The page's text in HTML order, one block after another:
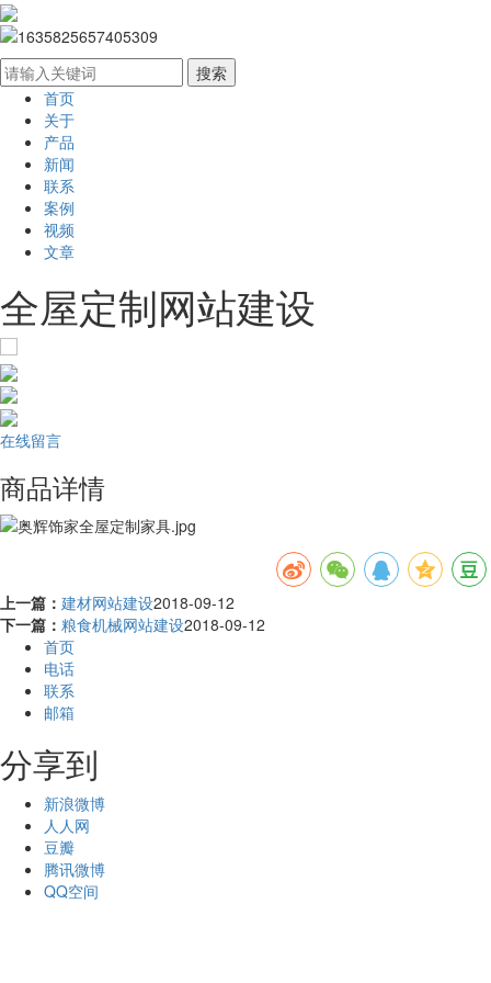
首页
关于
产品
新闻
联系
案例
视频
文章
全屋定制网站建设
在线留言
商品详情
上一篇： 建材网站建设2018-09-12
下一篇： 粮食机械网站建设2018-09-12
首页
电话
联系
邮箱
分享到
新浪微博
人人网
豆瓣
腾讯微博
QQ空间